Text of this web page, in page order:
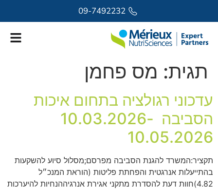
09-7492232
תגית: מס פחמן
עדכוני רגולציה בתחום איכות
הסביבה 10.03.2026-
10.05.2026
תקציר:המשרד להגנת הסביבה מפרסם;מסלול סיוע להשקעות
בהתייעלות אנרגטית והפחתת פליטות (הוראת המנכ״ל
4.82)חוות דעת להסדרת מתקני אגירת אנרגיההנחיות להיערכות